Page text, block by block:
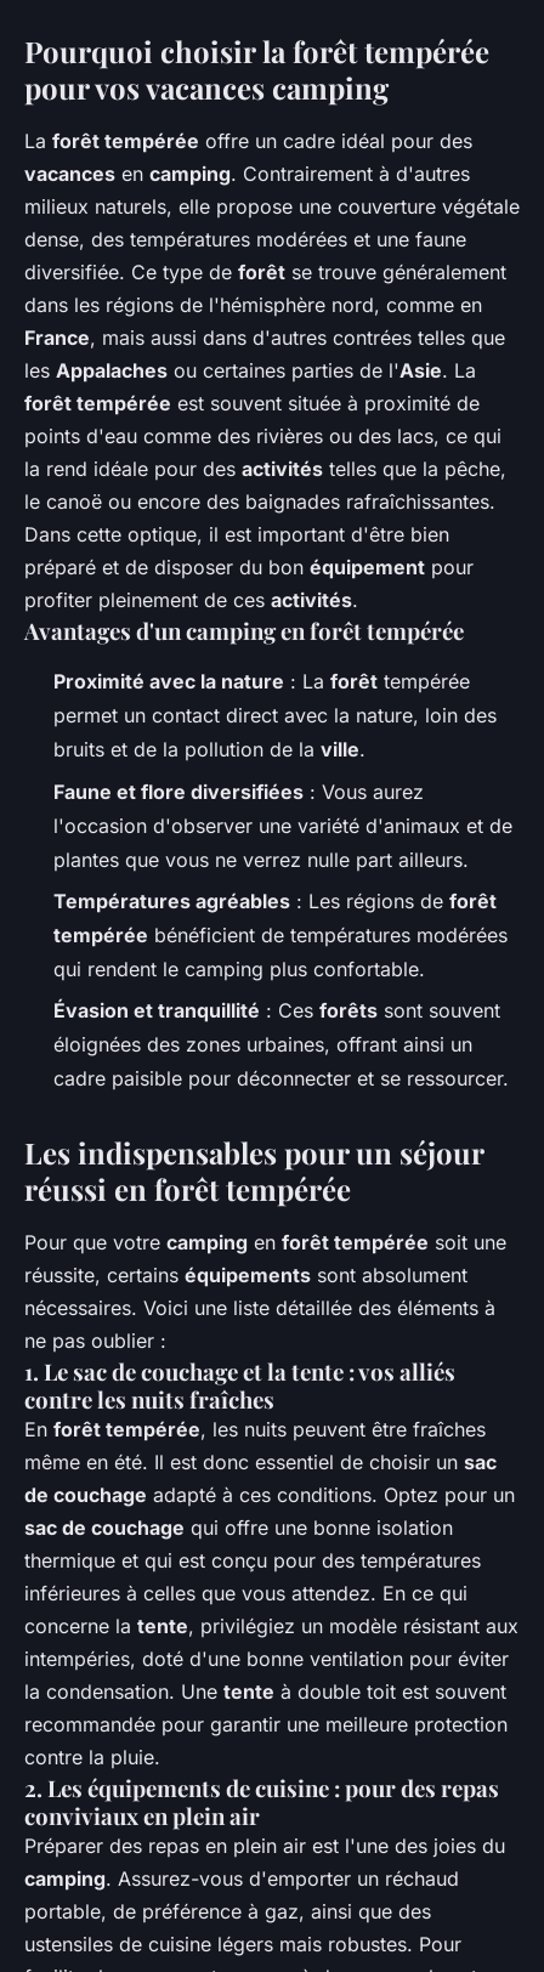
Pourquoi choisir la forêt tempérée
pour vos vacances camping
La forêt tempérée offre un cadre idéal pour des
vacances en camping. Contrairement à d'autres
milieux naturels, elle propose une couverture végétale
dense, des températures modérées et une faune
diversifiée. Ce type de forêt se trouve généralement
dans les régions de l'hémisphère nord, comme en
France, mais aussi dans d'autres contrées telles que
les Appalaches ou certaines parties de l'Asie. La
forêt tempérée est souvent située à proximité de
points d'eau comme des rivières ou des lacs, ce qui
la rend idéale pour des activités telles que la pêche,
le canoë ou encore des baignades rafraîchissantes.
Dans cette optique, il est important d'être bien
préparé et de disposer du bon équipement pour
profiter pleinement de ces activités.
Avantages d'un camping en forêt tempérée
Proximité avec la nature : La forêt tempérée
permet un contact direct avec la nature, loin des
bruits et de la pollution de la ville.
Faune et flore diversifiées : Vous aurez
l'occasion d'observer une variété d'animaux et de
plantes que vous ne verrez nulle part ailleurs.
Températures agréables : Les régions de forêt
tempérée bénéficient de températures modérées
qui rendent le camping plus confortable.
Évasion et tranquillité : Ces forêts sont souvent
éloignées des zones urbaines, offrant ainsi un
cadre paisible pour déconnecter et se ressourcer.
Les indispensables pour un séjour
réussi en forêt tempérée
Pour que votre camping en forêt tempérée soit une
réussite, certains équipements sont absolument
nécessaires. Voici une liste détaillée des éléments à
ne pas oublier :
1. Le sac de couchage et la tente : vos alliés
contre les nuits fraîches
En forêt tempérée, les nuits peuvent être fraîches
même en été. Il est donc essentiel de choisir un sac
de couchage adapté à ces conditions. Optez pour un
sac de couchage qui offre une bonne isolation
thermique et qui est conçu pour des températures
inférieures à celles que vous attendez. En ce qui
concerne la tente, privilégiez un modèle résistant aux
intempéries, doté d'une bonne ventilation pour éviter
la condensation. Une tente à double toit est souvent
recommandée pour garantir une meilleure protection
contre la pluie.
2. Les équipements de cuisine : pour des repas
conviviaux en plein air
Préparer des repas en plein air est l'une des joies du
camping. Assurez-vous d'emporter un réchaud
portable, de préférence à gaz, ainsi que des
ustensiles de cuisine légers mais robustes. Pour